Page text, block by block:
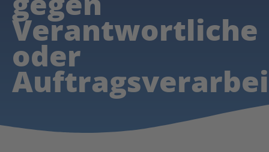
Verantwortliche
oder